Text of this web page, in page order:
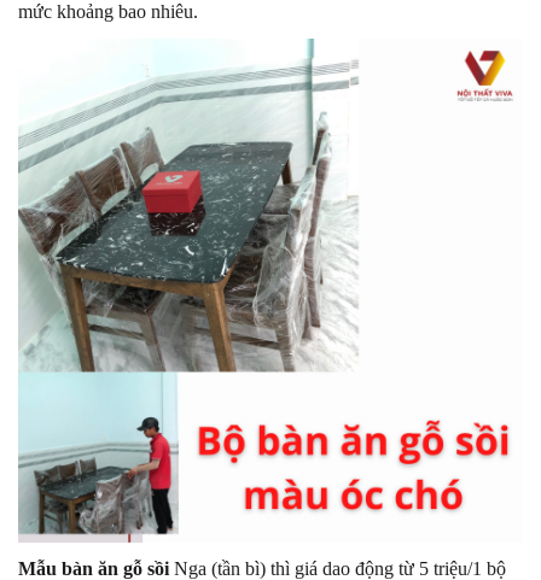
mức khoảng bao nhiêu.
Mẫu bàn ăn gỗ sồi Nga (tần bì) thì giá dao động từ 5 triệu/1 bộ